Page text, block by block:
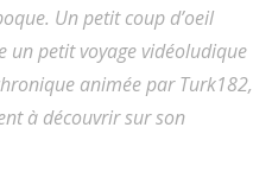
Un petit coup d’oeil
un petit voyage vidéoludique
animée par Turk182,
à découvrir sur son